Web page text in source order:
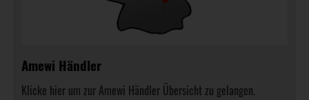
Amewi Händler
Klicke hier um zur Amewi Händler Übersicht zu gelangen.